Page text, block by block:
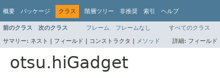
概要 パッケージ クラス 階層ツリー 非推奨 索引 ヘルプ
前のクラス 次のクラス フレーム フレームなし
すべてのクラス
サマリー: ネスト | フィールド | コンストラクタ | メソッド 詳細: フィール
otsu.hiGadget